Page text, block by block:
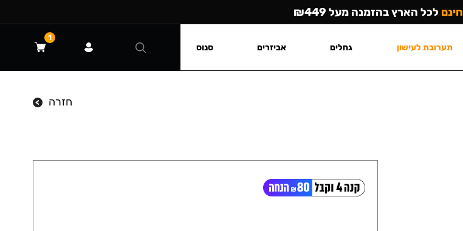
חזרה
חינם לכל הארץ בהזמנה מעל ₪449
תערובת לעישון גחלים אביזרים סנוס
1